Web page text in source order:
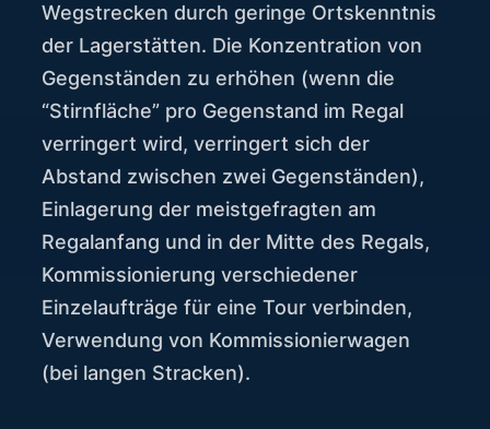
Wegstrecken durch geringe Ortskenntnis
der Lagerstätten. Die Konzentration von
Gegenständen zu erhöhen (wenn die
“Stirnfläche” pro Gegenstand im Regal
verringert wird, verringert sich der
Abstand zwischen zwei Gegenständen),
Einlagerung der meistgefragten am
Regalanfang und in der Mitte des Regals,
Kommissionierung verschiedener
Einzelaufträge für eine Tour verbinden,
Verwendung von Kommissionierwagen
(bei langen Stracken).